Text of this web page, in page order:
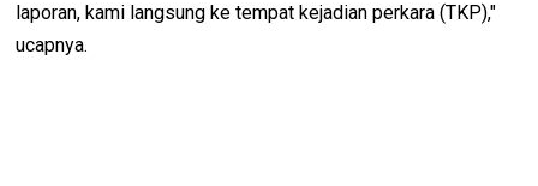
laporan, kami langsung ke tempat kejadian perkara (TKP),"
ucapnya.